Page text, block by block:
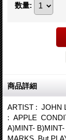
数量:
商品詳細
ARTIST :
: APPLE
A)MINT-
MARKS, But